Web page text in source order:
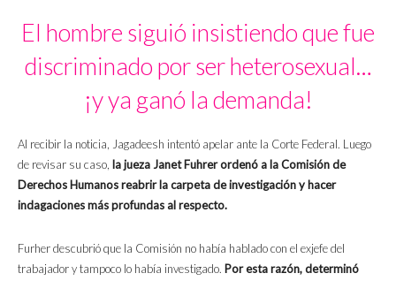
El hombre siguió insistiendo que fue
discriminado por ser heterosexual…
¡y ya ganó la demanda!
Al recibir la noticia, Jagadeesh intentó apelar ante la Corte Federal. Luego
de revisar su caso, la jueza Janet Fuhrer ordenó a la Comisión de
Derechos Humanos reabrir la carpeta de investigación y hacer
indagaciones más profundas al respecto.
Furher descubrió que la Comisión no había hablado con el exjefe del
trabajador y tampoco lo había investigado. Por esta razón, determinó